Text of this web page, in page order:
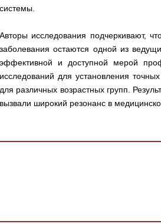
системы.
Авторы исследования подчеркивают,
заболевания остаются одной из
эффективной и доступной мерой
исследований для установления
для различных возрастных групп.
вызвали широкий резонанс в